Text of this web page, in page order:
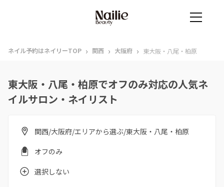
ネイル予約はネイリーTOP › 関西 › 大阪府 › 東大阪・八尾・柏原
東大阪・八尾・柏原でオフのみ対応の人気ネ
イルサロン・ネイリスト
関西/大阪府/エリアから選ぶ/東大阪・八尾・柏原
オフのみ
選択しない